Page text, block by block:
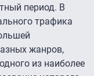
период. В
трафика
жанров,
из наиболее